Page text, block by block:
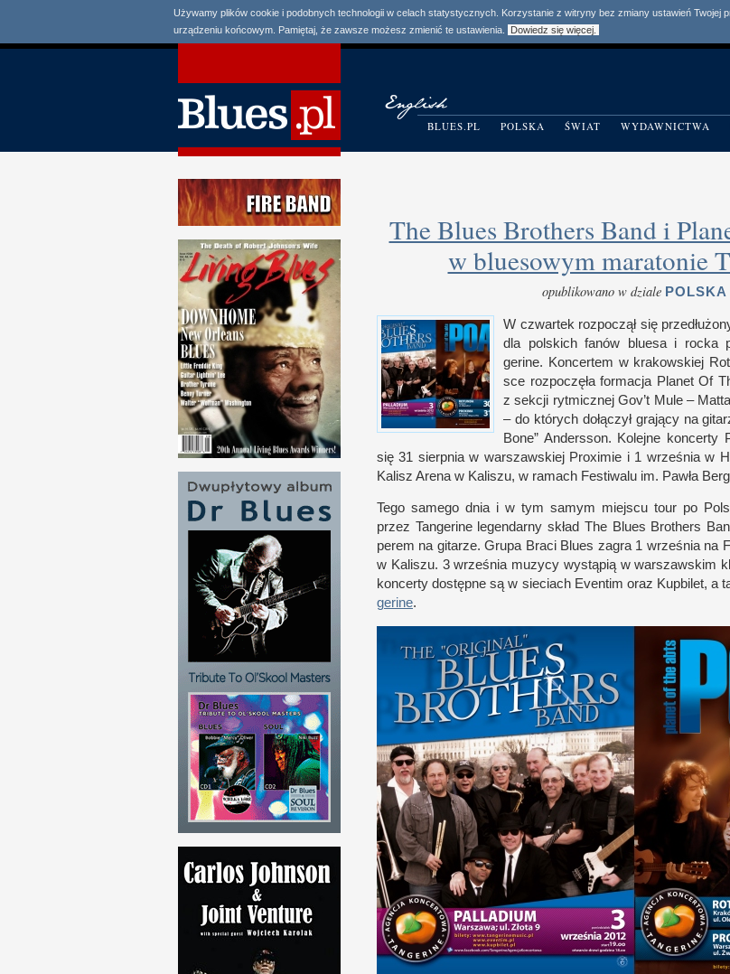
Używamy plików cookie i podobnych technologii w celach statystycznych. Korzystanie z witryny bez zmiany ustawień Twojej
urządzeniu końcowym. Pamiętaj, że zawsze możesz zmienić te ustawienia.
Dowiedz się więcej.
BLUES.PL POLSKA ŚWIAT WYDAWNICTWA
The Blues Brothers Band i
w bluesowym maratonie
opublikowano w dziale POLSKA
W czwar­tek roz­począł się
dla pol­skich fanów bluesa i rocka
gerine. Kon­cer­tem w krakow­skiej
sce roz­poczęła for­macja Planet Of
z sek­cji ryt­micz­nej Gov’t Mule –
– do których dołączył grający na
Bone” Anders­son. Kolejne kon­certy
się 31 sierp­niaw war­szaw­skiej Proximie i 1 wrześniaw H
Kalisz Arena w Kaliszu, w ramach Festiwalu im. Pawła
Tego samego dnia i w tym samym miej­scu tour po
przez Tan­gerine legen­darny skład The Blues Brothers
perem na gitarze. Grupa Braci Blues zagra 1 września na
w Kaliszu. 3 września muzycy wystąpią w war­szaw­skim
kon­certy dostępne sąw sieciach Even­tim oraz Kup­bilet,a t
gerine.